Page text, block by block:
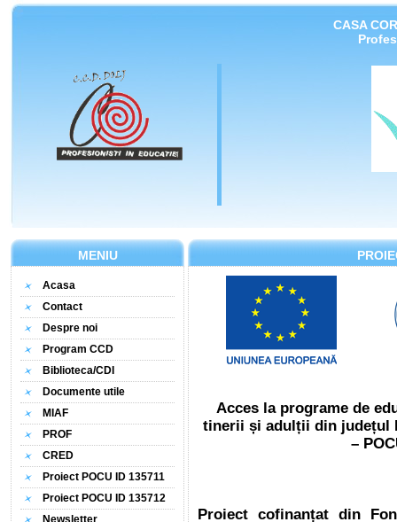
CASA
MENIU
Acasa
Contact
Despre noi
Program CCD
Biblioteca/CDI
Documente utile
MIAF
PROF
CRED
Proiect POCU ID 135711
Proiect POCU ID 135712
Newsletter
Acces la programe de
tinerii și adulții din județul
–
Proiect cofinanțat din